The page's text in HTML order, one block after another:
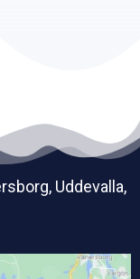
Uddevalla,